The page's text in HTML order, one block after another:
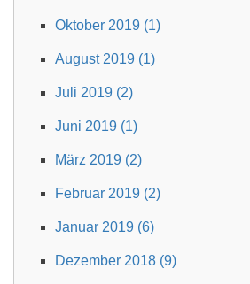
Oktober 2019 (1)
August 2019 (1)
Juli 2019 (2)
Juni 2019 (1)
März 2019 (2)
Februar 2019 (2)
Januar 2019 (6)
Dezember 2018 (9)